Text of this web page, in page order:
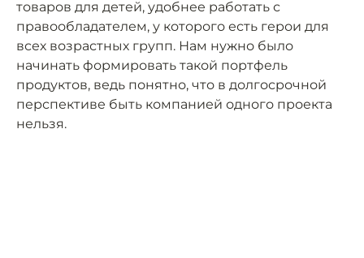
товаров для детей, удобнее работать с
правообладателем, у которого есть герои для
всех возрастных групп. Нам нужно было
начинать формировать такой портфель
продуктов, ведь понятно, что в долгосрочной
перспективе быть компанией одного проекта
нельзя.